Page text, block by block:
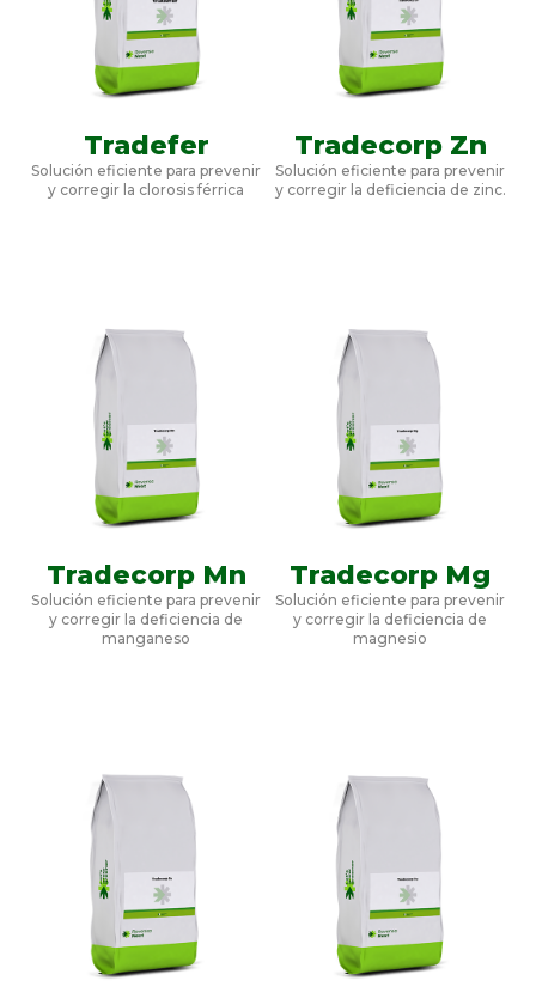
Tradefer
Solución eficiente para prevenir
y corregir la clorosis férrica
Tradecorp Zn
Solución eficiente para prevenir
y corregir la deficiencia de zinc.
Tradecorp Mn
Solución eficiente para prevenir
y corregir la deficiencia de
manganeso
Tradecorp Mg
Solución eficiente para prevenir
y corregir la deficiencia de
magnesio